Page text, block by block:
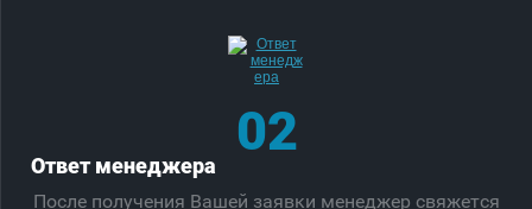
02
Ответ менеджера
После получения Вашей заявки менеджер свяжется